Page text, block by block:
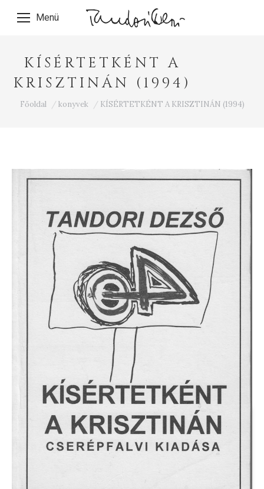
Menü
KÍSÉRTETKÉNT A
KRISZTINÁN (1994)
Ön itt van:
Főoldal konyvek KÍSÉRTETKÉNT A KRISZTINÁN (1994)